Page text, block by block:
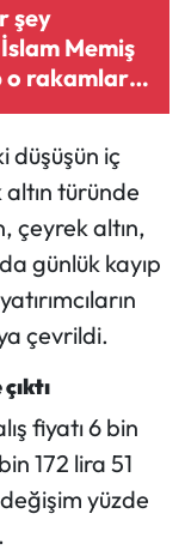
şey
Memiş
rakamları
düşüşün iç
türünde
çeyrek altın,
günlük kayıp
çevrildi.
fiyatı 6 bin
172 lira 51
yüzde